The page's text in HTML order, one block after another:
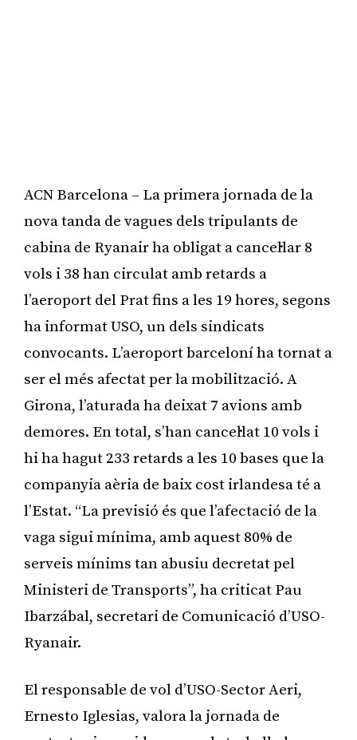
ACN Barcelona – La primera jornada de la
nova tanda de vagues dels tripulants de
cabina de Ryanair ha obligat a cancel·lar 8
vols i 38 han circulat amb retards a
l’aeroport del Prat fins a les 19 hores, segons
ha informat USO, un dels sindicats
convocants. L’aeroport barceloní ha tornat a
ser el més afectat per la mobilització. A
Girona, l’aturada ha deixat 7 avions amb
demores. En total, s’han cancel·lat 10 vols i
hi ha hagut 233 retards a les 10 bases que la
companyia aèria de baix cost irlandesa té a
l’Estat. “La previsió és que l’afectació de la
vaga sigui mínima, amb aquest 80% de
serveis mínims tan abusiu decretat pel
Ministeri de Transports”, ha criticat Pau
Ibarzábal, secretari de Comunicació d’USO-
Ryanair.
El responsable de vol d’USO-Sector Aeri,
Ernesto Iglesias, valora la jornada de